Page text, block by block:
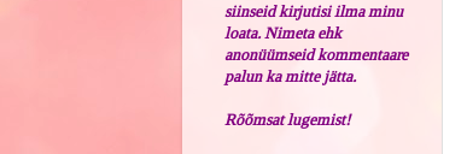
siinseid kirjutisi ilma minu
loata. Nimeta ehk
anonüümseid kommentaare
palun ka mitte jätta.
Rõõmsat lugemist!